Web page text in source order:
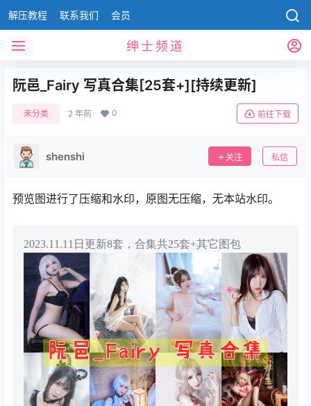
解压教程 联系我们 会员
绅士频道
阮邑_Fairy 写真合集[25套+][持续更新]
未分类 2 年前 0 前往下载
shenshi 关注 私信
预览图进行了压缩和水印，原图无压缩，无本站水印。
2023.11.11日更新8套，合集共25套+其它图包